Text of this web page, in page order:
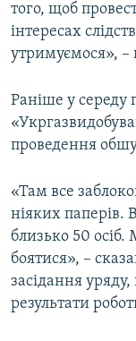
того, щоб
інтересах
утримуємося», –
Раніше у середу
проведення
«Там все
ніяких
близько 50
боятися», –
засідання
результати